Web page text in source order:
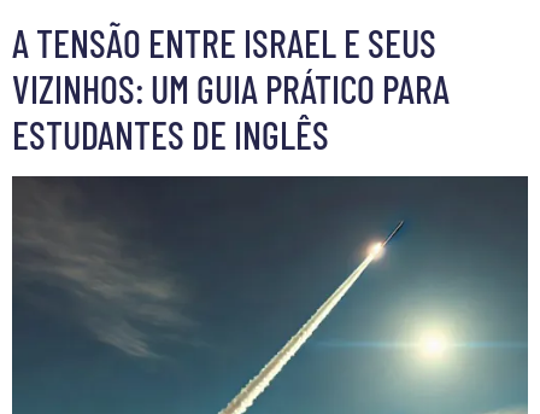
A TENSÃO ENTRE ISRAEL E SEUS
VIZINHOS: UM GUIA PRÁTICO PARA
ESTUDANTES DE INGLÊS